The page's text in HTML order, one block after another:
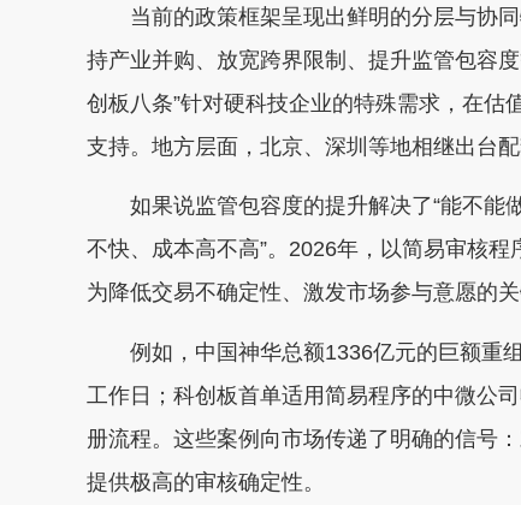
当前的政策框架呈现出鲜明的分层与协同
持产业并购、放宽跨界限制、提升监管包容
创板八条”针对硬科技企业的特殊需求，在
支持。地方层面，北京、深圳等地相继出台
如果说监管包容度的提升解决了“能不能
不快、成本高不高”。2026年，以简易审核
为降低交易不确定性、激发市场参与意愿的关
例如，中国神华总额1336亿元的巨额重组
工作日；科创板首单适用简易程序的中微公
册流程。这些案例向市场传递了明确的信号
提供极高的审核确定性。